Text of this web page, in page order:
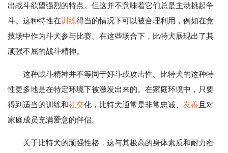
出战斗欲望强烈的特点。但这并不意味着它们总是主动挑起争
斗。这种特性在训练得当的情况下可以被合理利用，例如在竞
技场中作为斗犬参与比赛。在这些场合下，比特犬展现出了其
顽强不屈的战斗精神。
这种战斗精神并不等同于好斗或攻击性。比特犬的这种特
性更多地是在特定环境下被激发出来的。在家庭环境中，只要
得到适当的训练和社交化，比特犬通常是非常忠诚、 友善且对
家庭成员充满爱意的伴侣。
关于比特犬的顽强性格，这与其极高的身体素质和耐力密